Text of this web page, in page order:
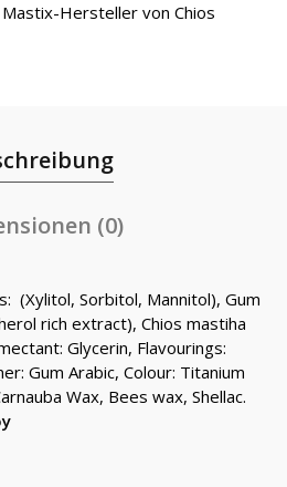
Hersteller von Chios
(0)
(Xylitol, Sorbitol, Mannitol), Gum
rich extract), Chios mastiha
Glycerin, Flavourings:
Gum Arabic, Colour: Titanium
Wax, Bees wax, Shellac.